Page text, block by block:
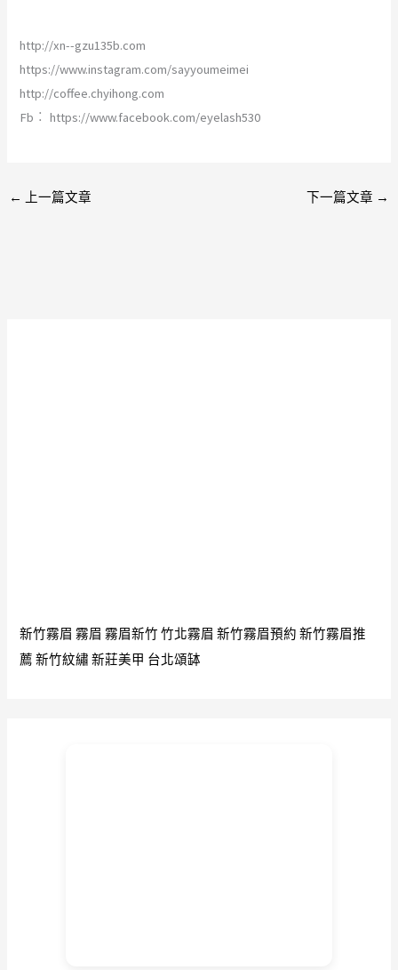
http://xn--gzu135b.com
https://www.instagram.com/sayyoumeimei
http://coffee.chyihong.com
Fb︰ https://www.facebook.com/eyelash530
← 上一篇文章 下一篇文章 →
新竹霧眉 霧眉 霧眉新竹 竹北霧眉 新竹霧眉預約 新竹霧眉推
薦 新竹紋繡 新莊美甲 台北頌缽